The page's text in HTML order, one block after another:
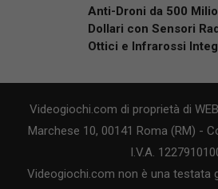
Anti-Droni da 500
Dollari con Sensori
Ottici e Infrarossi
Videogiochi.com di proprietà di
Marchese 10, 00141 Roma (RM) -
I.V.A.
Videogiochi.com non è una testata